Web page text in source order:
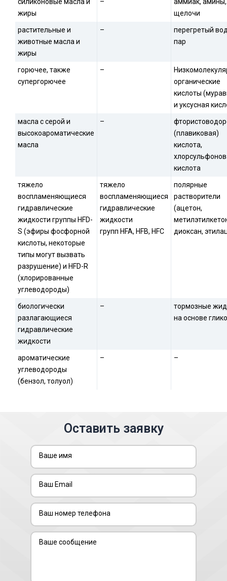
жиры
щелочи
растительные и
животные масла и
жиры
–
перегретый
пар
горючее, также
супергорючее
–
органические
кислоты
и уксусная
масла с серой и
высокоароматические
масла
–
(плавиковая)
кислота,
кислота
тяжело
воспламеняющиеся
гидравлические
жидкости группы HFD-
S (эфиры фосфорной
кислоты, некоторые
типы могут вызвать
разрушение) и HFD-R
(хлорированные
углеводороды)
тяжело
воспламеняющиеся
гидравлические
жидкости
групп HFA, HFB, HFC
полярные
растворители
(ацетон,
диоксан,
биологически
разлагающиеся
гидравлические
жидкости
–
тормозные
на основе
ароматические
углеводороды
(бензол, толуол)
– –
Оставить заявку